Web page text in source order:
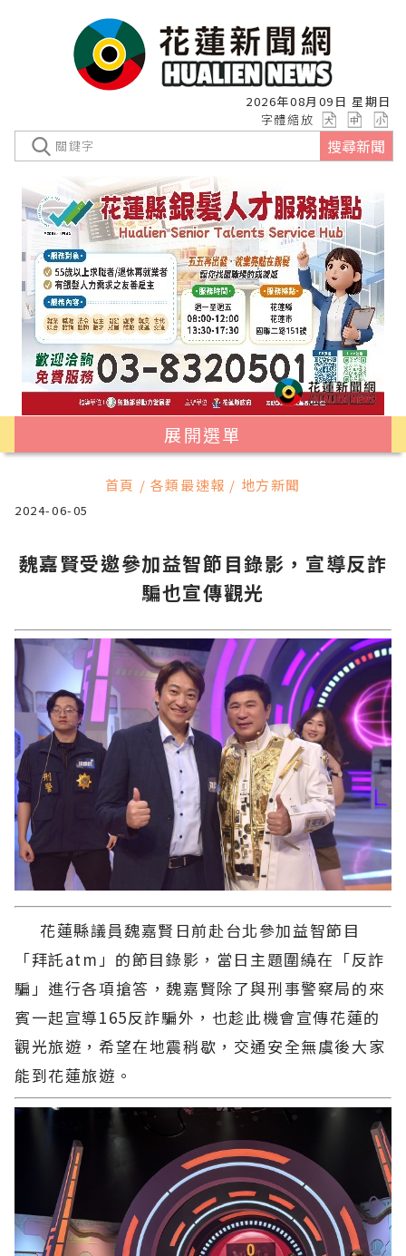
2026年08月09日 星期日
字體縮放
搜尋新聞
展開選單
首頁 / 各類最速報 / 地方新聞
2024-06-05
魏嘉賢受邀參加益智節目錄影，宣導反詐
騙也宣傳觀光
花蓮縣議員魏嘉賢日前赴台北參加益智節目
「拜託atm」的節目錄影，當日主題圍繞在「反詐
騙」進行各項搶答，魏嘉賢除了與刑事警察局的來
賓一起宣導165反詐騙外，也趁此機會宣傳花蓮的
觀光旅遊，希望在地震稍歇，交通安全無虞後大家
能到花蓮旅遊。